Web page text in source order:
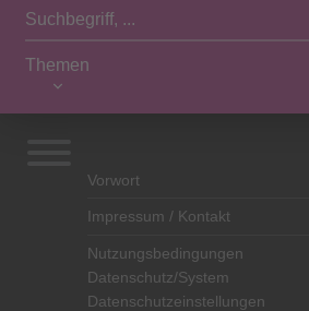
Themen
Vorwort
Impressum / Kontakt
Nutzungsbedingungen
Datenschutz/System
Datenschutzeinstellungen